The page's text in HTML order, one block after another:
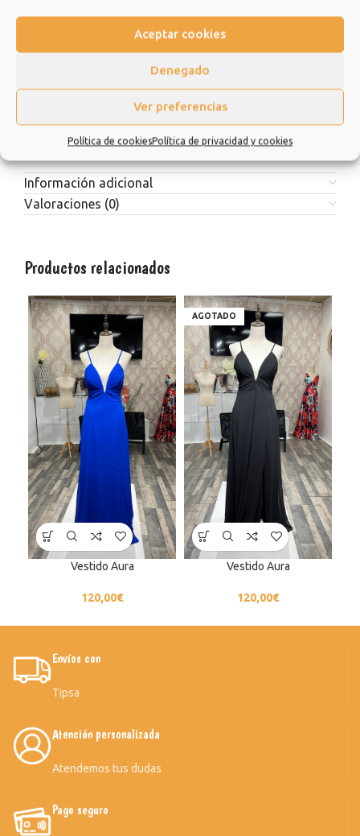
Aceptar cookies
Denegado
Ver preferencias
Política de cookiesPolítica de privacidad y cookies
tengas. No dudes en consultarnos.
Estamos muy agradecidos de que hayas elegido nuestra
tienda y esperamos que sea una experiencia de la que quiera
Información adicional
Valoraciones (0)
Productos relacionados
Vestido Aura
120,00€
AGOTADO
Vestido Aura
120,00€
Envíos con
Tipsa
Atención personalizada
Atendemos tus dudas
Pago seguro